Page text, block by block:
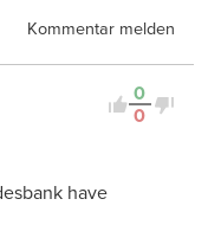
Kommentar melden
0
0
have